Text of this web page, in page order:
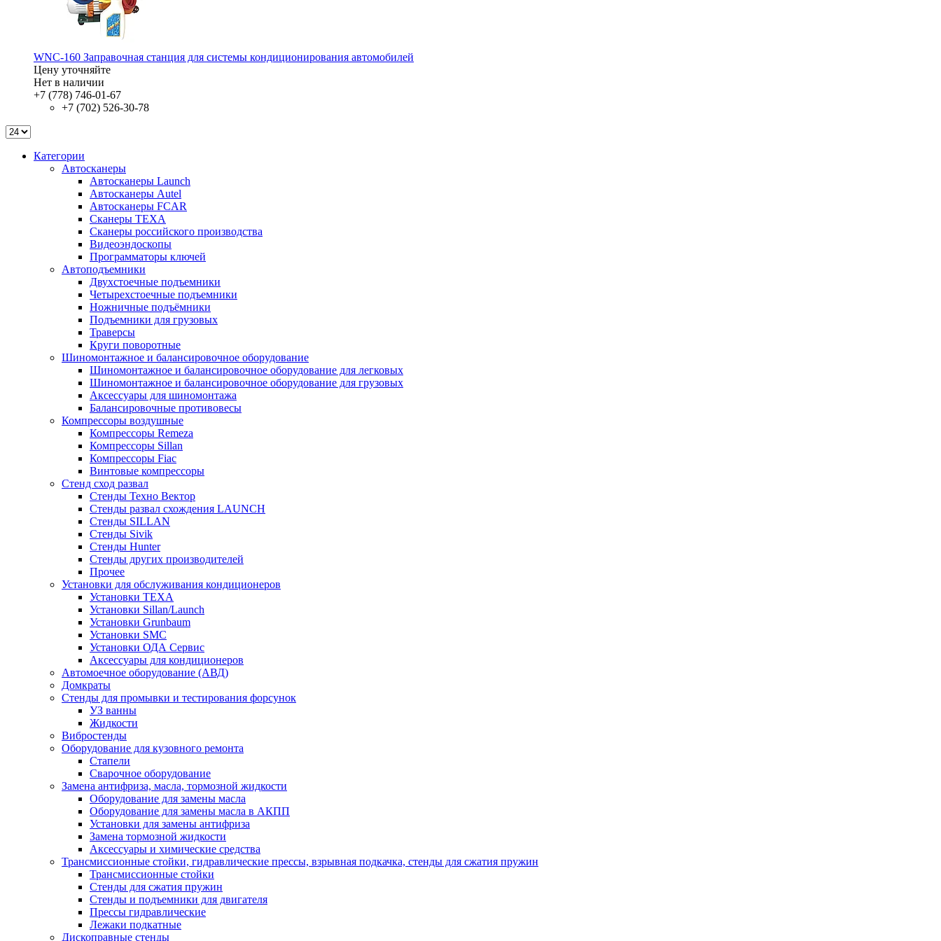
WNC-160 Заправочная станция для системы кондиционирования автомобилей
Цену уточняйте
Нет в наличии
+7 (778) 746-01-67
+7 (702) 526-30-78
Категории
Автосканеры
Автосканеры Launch
Автосканеры Autel
Автосканеры FCAR
Сканеры TEXA
Сканеры российского производства
Видеоэндоскопы
Программаторы ключей
Автоподъемники
Двухстоечные подъемники
Четырехстоечные подъемники
Ножничные подъёмники
Подъемники для грузовых
Траверсы
Круги поворотные
Шиномонтажное и балансировочное оборудование
Шиномонтажное и балансировочное оборудование для легковых
Шиномонтажное и балансировочное оборудование для грузовых
Аксессуары для шиномонтажа
Балансировочные противовесы
Компрессоры воздушные
Компрессоры Remeza
Компрессоры Sillan
Компрессоры Fiac
Винтовые компрессоры
Стенд сход развал
Стенды Техно Вектор
Стенды развал схождения LAUNCH
Стенды SILLAN
Стенды Sivik
Стенды Hunter
Стенды других производителей
Прочее
Установки для обслуживания кондиционеров
Установки TEXA
Установки Sillan/Launch
Установки Grunbaum
Установки SMC
Установки ОДА Сервис
Аксессуары для кондиционеров
Автомоечное оборудование (АВД)
Домкраты
Стенды для промывки и тестирования форсунок
УЗ ванны
Жидкости
Вибростенды
Оборудование для кузовного ремонта
Стапели
Сварочное оборудование
Замена антифриза, масла, тормозной жидкости
Оборудование для замены масла
Оборудование для замены масла в АКПП
Установки для замены антифриза
Замена тормозной жидкости
Аксессуары и химические средства
Трансмиссионные стойки, гидравлические прессы, взрывная подкачка, стенды для сжатия пружин
Трансмиссионные стойки
Стенды для сжатия пружин
Стенды и подъемники для двигателя
Прессы гидравлические
Лежаки подкатные
Дископравные стенды